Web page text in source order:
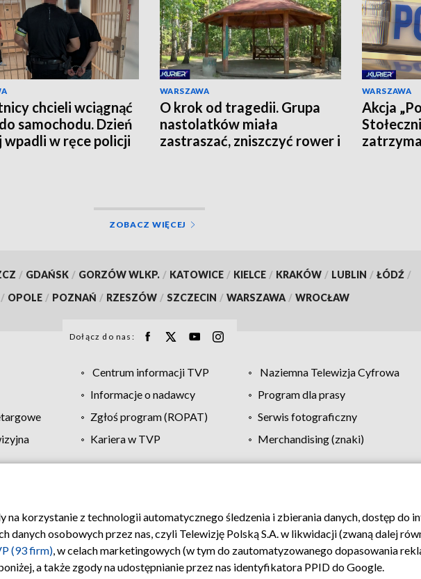
chcieli wciągnąć
samochodu. Dzień
wpadli w ręce policji
WARSZAWA
O krok od tragedii. Grupa
nastolatków miała
zastraszać, zniszczyć rower i
WARSZAWA
Akcja
ZOBACZ WIĘCEJ
/ GDAŃSK / GORZÓW WLKP. / KATOWICE / KIELCE / KRAKÓW / LUBLIN / ŁÓDŹ /
/ OPOLE / POZNAŃ / RZESZÓW / SZCZECIN / WARSZAWA / WROCŁAW
Dołącz do nas:
Centrum informacji TVP Naziemna Telewizja Cyfrowa
Informacje o nadawcy
Program dla prasy
Zgłoś program (ROPAT)
Serwis fotograficzny
Kariera w TVP
Merchandising (znaki)
Polityka prywatności Moje zgody Pomoc Biuro reklamy Kontakt
korzystanie z technologii automatycznego śledzenia i zbierania danych, dostęp do
osobowych przez nas, czyli Telewizję Polską S.A. w likwidacji (zwaną dalej
(93 firm), w celach marketingowych (w tym do zautomatyzowanego dopasowania
a także zgody na udostępnianie przez nas identyfikatora PPID do Google.